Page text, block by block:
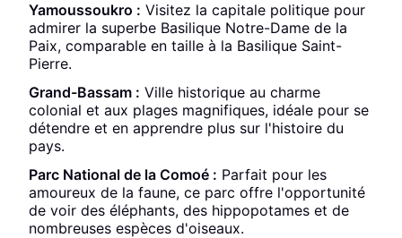
Yamoussoukro : Visitez la capitale politique pour
admirer la superbe Basilique Notre-Dame de la
Paix, comparable en taille à la Basilique Saint-
Pierre.
Grand-Bassam : Ville historique au charme
colonial et aux plages magnifiques, idéale pour se
détendre et en apprendre plus sur l'histoire du
pays.
Parc National de la Comoé : Parfait pour les
amoureux de la faune, ce parc offre l'opportunité
de voir des éléphants, des hippopotames et de
nombreuses espèces d'oiseaux.